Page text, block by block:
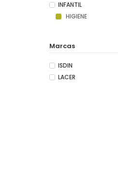
INFANTIL
HIGIENE
Marcas
ISDIN
LACER